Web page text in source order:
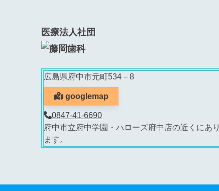
医療法人社団
広島県府中市元町534－8
googlemap
0847-41-6690
府中市立府中学園・ハローズ府中店の近くにあり
ます。